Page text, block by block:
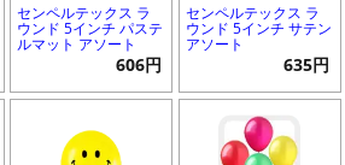
センペルテックス ラ
ウンド 5インチ パステ
ルマット アソート
606円
センペルテックス ラ
ウンド 5インチ サテン
アソート
635円